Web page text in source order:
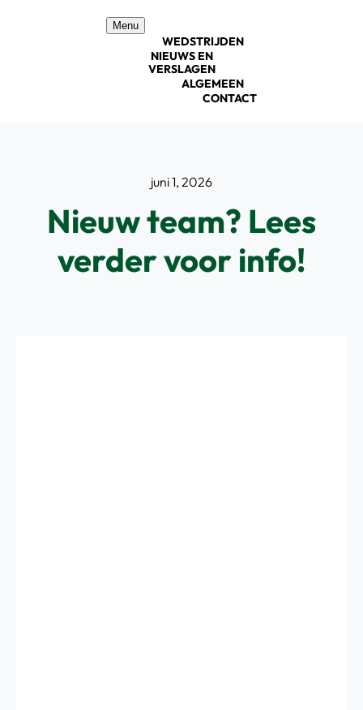
Menu
WEDSTRIJDEN
NIEUWS EN
VERSLAGEN
ALGEMEEN
CONTACT
juni 1, 2026
Nieuw team? Lees
verder voor info!